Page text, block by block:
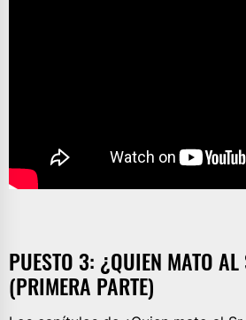
PUESTO 3: ¿QUIEN MATO
(PRIMERA PARTE)